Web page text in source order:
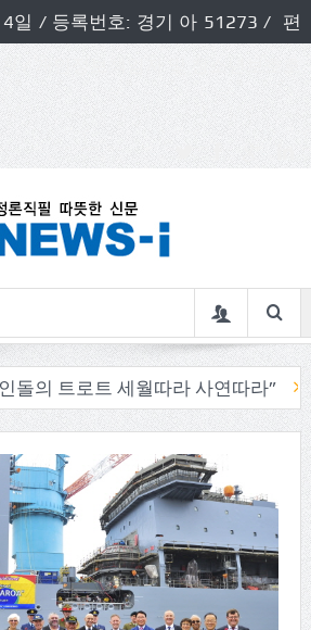
4일 / 등록번호: 경기 아 51273 / 편
/ 개인정보책임자 및 청소년보호호
트로트 세월따라 사연따라” 구리